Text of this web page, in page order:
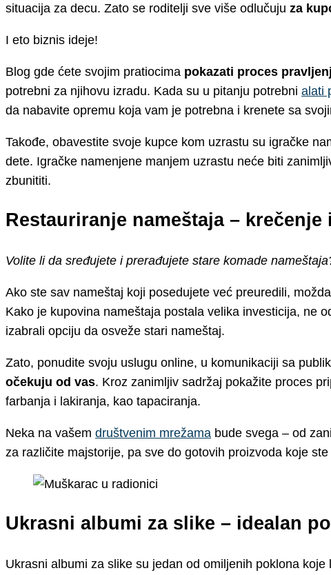
situacija za decu. Zato se roditelji sve više odlučuju za
I eto biznis ideje!
Blog gde ćete svojim pratiocima pokazati proces
potrebni za njihovu izradu. Kada su u pitanju potrebni alati
da nabavite opremu koja vam je potrebna i krenete sa
Takođe, obavestite svoje kupce kom uzrastu su igračke
dete. Igračke namenjene manjem uzrastu neće biti
zbunititi.
Restauriranje nameštaja –
Volite li da sređujete i prerađujete stare komade
Ako ste sav nameštaj koji posedujete već preuredili,
Kako je kupovina nameštaja postala velika investicija, ne
izabrali opciju da osveže stari nameštaj.
Zato, ponudite svoju uslugu online, u komunikaciji sa
očekuju od vas. Kroz zanimljiv sadržaj pokažite proces
farbanja i lakiranja, kao tapaciranja.
Neka na vašem društvenim mrežama bude svega – od
za različite majstorije, pa sve do gotovih proizvoda koje
Ukrasni albumi za slike – idealan
Ukrasni albumi za slike su jedan od omiljenih poklona